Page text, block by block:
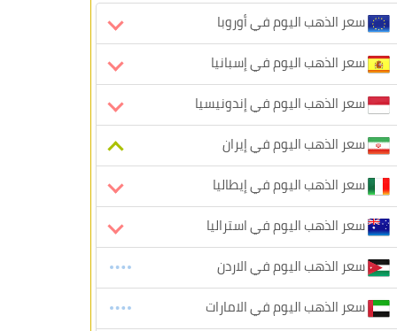
سعر الذهب اليوم في أوروبا
سعر الذهب اليوم في إسبانيا
سعر الذهب اليوم في إندونيسيا
سعر الذهب اليوم في إيران
سعر الذهب اليوم في إيطاليا
سعر الذهب اليوم في استراليا
سعر الذهب اليوم في الاردن
سعر الذهب اليوم في الامارات